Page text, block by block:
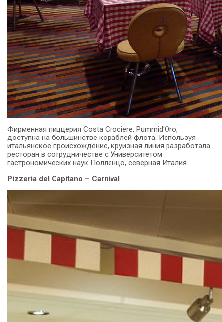
Фирменная пиццерия Costa Crociere, Pummid'Oro,
доступна на большинстве кораблей флота. Используя
итальянское происхождение, круизная линия разработала
ресторан в сотрудничестве с Университетом
гастрономических наук Полленцо, северная Италия.
Pizzeria del Capitano – Carnival